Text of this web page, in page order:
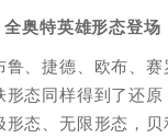
奥特英雄形态登场
鲁、捷德、欧布、
形态同样得到了还
形态、无限形态，